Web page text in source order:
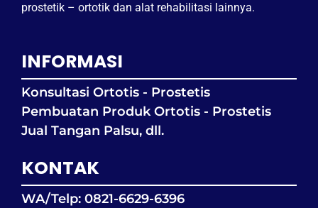
prostetik – ortotik dan alat rehabilitasi lainnya.
INFORMASI
Konsultasi Ortotis - Prostetis
Pembuatan Produk Ortotis - Prostetis
Jual Tangan Palsu, dll.
KONTAK
WA/Telp: 0821-6629-6396